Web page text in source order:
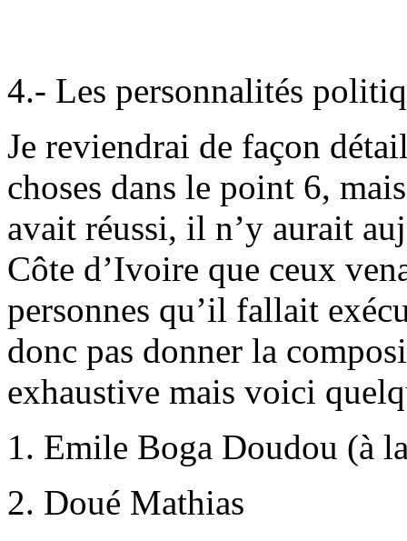
4.- Les personnalités
Je reviendrai de façon
choses dans le point 6,
avait réussi, il n’y aurait
Côte d’Ivoire que ceux
personnes qu’il fallait
donc pas donner la
exhaustive mais voici
1. Emile Boga Doudou (à
2. Doué Mathias